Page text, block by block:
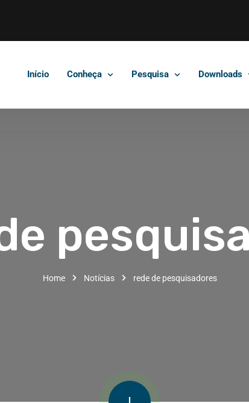
Início Conheça Pesquisa Downloads
Home Notícias rede de pesquisadores